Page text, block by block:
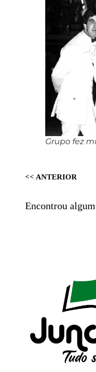
Grupo fez
<< ANTERIOR
Encontrou